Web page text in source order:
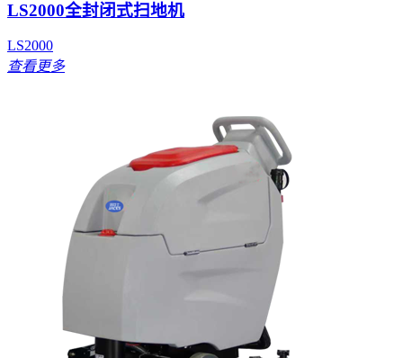
LS2000全封闭式扫地机
LS2000
查看更多